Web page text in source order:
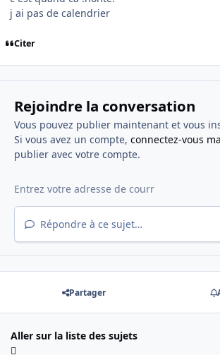
j ai pas de calendrier
Citer
Rejoindre la conversation
Vous pouvez publier maintenant et vous
Si vous avez un compte, connectez-vous
publier avec votre compte.
Répondre à ce sujet…
Partager
Aller sur la liste des sujets